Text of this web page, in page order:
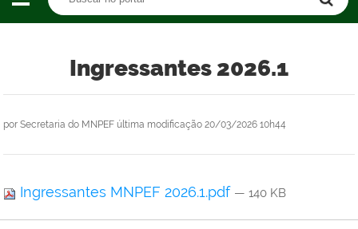
Ingressantes 2026.1
por Secretaria do MNPEF última modificação 20/03/2026 10h44
Ingressantes MNPEF 2026.1.pdf — 140 KB